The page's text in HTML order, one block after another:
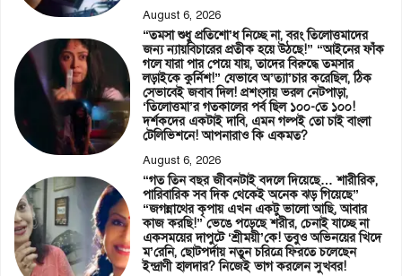
August 6, 2026
“তমসা শুধু প্রতিশো’ধ নিচ্ছে না, বরং তিলোত্তমাদের
জন্য ন্যায়বিচারের প্রতীক হয়ে উঠছে!” “আইনের ফাঁক
গলে যারা পার পেয়ে যায়, তাদের বিরুদ্ধে তমসার
লড়াইকে কুর্নিশ!” যেভাবে অ’ত্যা’চার করেছিল, ঠিক
সেভাবেই জবাব দিল! প্রশংসায় ভরল নেটপাড়া,
‘তিলোত্তমা’র গতকালের পর্ব ছিল ১০০-তে ১০০!
দর্শকদের একটাই দাবি, এমন গল্পই তো চাই বাংলা
টেলিভিশনে! আপনারাও কি একমত?
August 6, 2026
“গত তিন বছর জীবনটাই বদলে দিয়েছে… শারীরিক,
পারিবারিক সব দিক থেকেই অনেক ঝড় গিয়েছে”
“জগন্নাথের কৃপায় এখন একটু ভালো আছি, আবার
কাজ করছি!” ভেঙে পড়েছে শরীর, চেনাই যাচ্ছে না
একসময়ের দাপুটে ‘শ্রীময়ী’কে! তবুও অভিনয়ের খিদে
ম’রেনি, ছোটপর্দায় নতুন চরিত্রে ফিরতে চলেছেন
ইন্দ্রাণী হালদার? নিজেই ভাগ করলেন সুখবর!